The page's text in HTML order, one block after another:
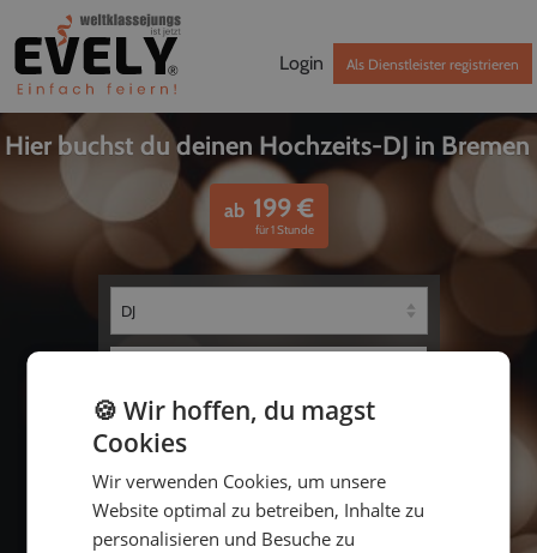
Login Als Dienstleister registrieren
Hier buchst du deinen Hochzeits-DJ in Bremen
ab 199€
für 1 Stunde
bis
🍪 Wir hoffen, du magst
Cookies
Wir verwenden Cookies, um unsere
Website optimal zu betreiben, Inhalte zu
personalisieren und Besuche zu